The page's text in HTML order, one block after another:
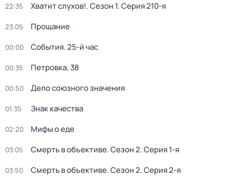
22:35 Хватит слухов!. Сезон 1. Серия 210-я
23:05 Прощание
00:00 События. 25-й час
00:35 Петровка, 38
00:50 Дело союзного значения
01:35 Знак качества
02:20 Мифы о еде
03:05 Смерть в объективе. Сезон 2. Серия 1-я
03:50 Смерть в объективе. Сезон 2. Серия 2-я